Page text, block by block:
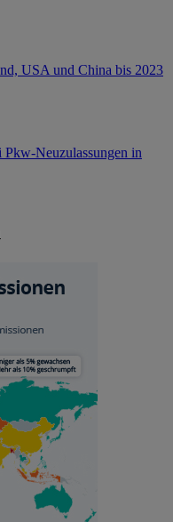
USA und China bis 2023
Neuzulassungen in